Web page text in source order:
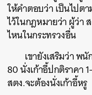
ให้คำตอบว่า เป็นไปตา
ไว้ในกฎหมายว่าผู้ว่า
ไหนในกระทรวงอื่น
เขายังเสริมว่า พ
80 นั่งเก้าอี้ปกติราคา
สตง.จะต้องนั่งเก้าอี้หรู